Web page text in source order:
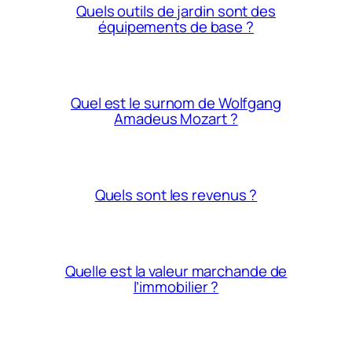
Quels outils de jardin sont des
équipements de base ?
Quel est le surnom de Wolfgang
Amadeus Mozart ?
Quels sont les revenus ?
Quelle est la valeur marchande de
l’immobilier ?